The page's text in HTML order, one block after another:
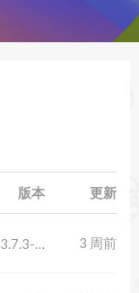
版本 更新
3 周前